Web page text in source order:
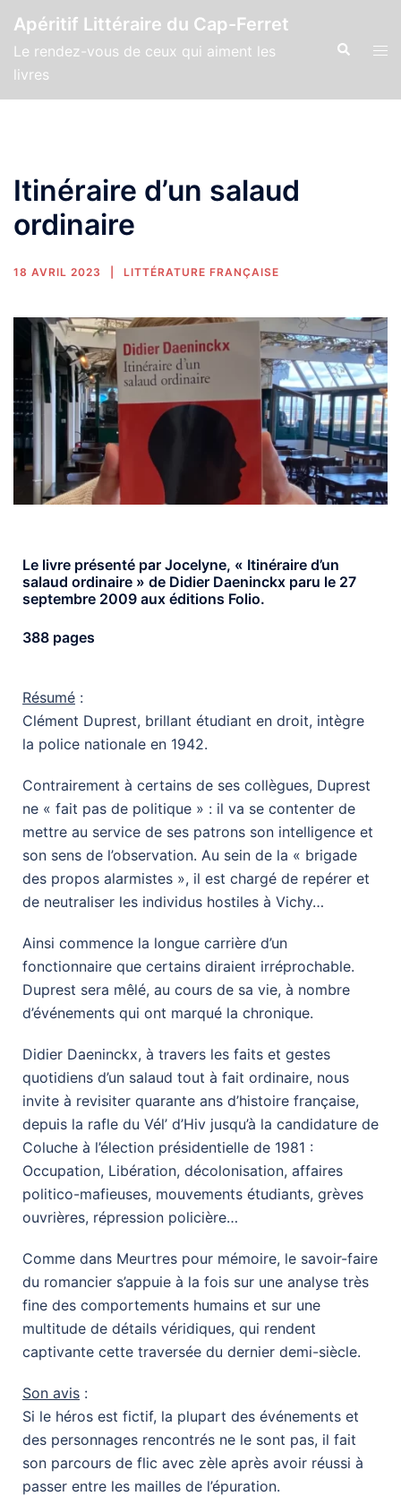
Apéritif Littéraire du Cap-Ferret
Le rendez-vous de ceux qui aiment les
livres
Itinéraire d’un salaud
ordinaire
18 AVRIL 2023 LITTÉRATURE FRANÇAISE
Le livre présenté par Jocelyne, « Itinéraire d’un
salaud ordinaire » de Didier Daeninckx paru le 27
septembre 2009 aux éditions Folio.
388 pages
Résumé :
Clément Duprest, brillant étudiant en droit, intègre
la police nationale en 1942.
Contrairement à certains de ses collègues, Duprest
ne « fait pas de politique » : il va se contenter de
mettre au service de ses patrons son intelligence et
son sens de l’observation. Au sein de la « brigade
des propos alarmistes », il est chargé de repérer et
de neutraliser les individus hostiles à Vichy…
Ainsi commence la longue carrière d’un
fonctionnaire que certains diraient irréprochable.
Duprest sera mêlé, au cours de sa vie, à nombre
d’événements qui ont marqué la chronique.
Didier Daeninckx, à travers les faits et gestes
quotidiens d’un salaud tout à fait ordinaire, nous
invite à revisiter quarante ans d’histoire française,
depuis la rafle du Vél’ d’Hiv jusqu’à la candidature de
Coluche à l’élection présidentielle de 1981 :
Occupation, Libération, décolonisation, affaires
politico-mafieuses, mouvements étudiants, grèves
ouvrières, répression policière…
Comme dans Meurtres pour mémoire, le savoir-faire
du romancier s’appuie à la fois sur une analyse très
fine des comportements humains et sur une
multitude de détails véridiques, qui rendent
captivante cette traversée du dernier demi-siècle.
Son avis :
Si le héros est fictif, la plupart des événements et
des personnages rencontrés ne le sont pas, il fait
son parcours de flic avec zèle après avoir réussi à
passer entre les mailles de l’épuration.